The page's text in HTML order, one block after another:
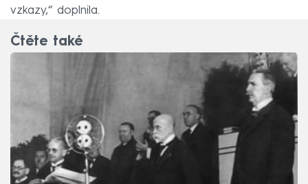
vzkazy,“ doplnila.
Čtěte také